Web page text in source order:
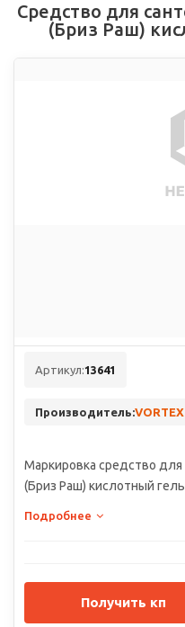
Средство для
(Бриз Раш)
Артикул:13641
Производитель:VORTEX
Маркировка средство для
(Бриз Раш) кислотный
Подробнее
Получить кп